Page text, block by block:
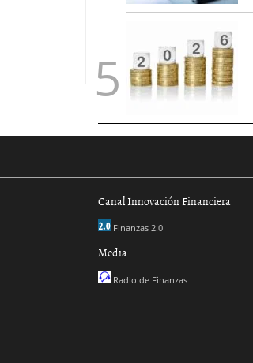
Canal Innovación Financiera
Finanzas 2.0
Media
Radio de Finanzas